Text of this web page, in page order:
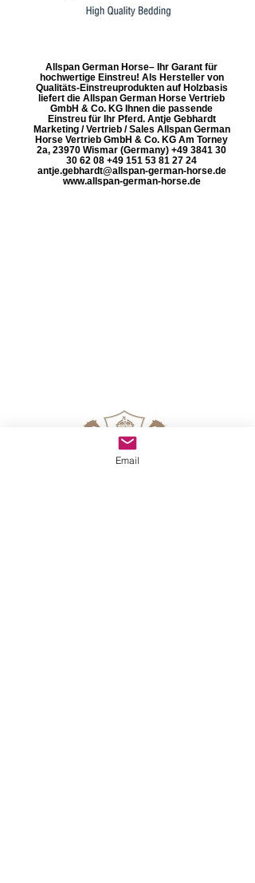
Allspan German Horse– Ihr Garant für
hochwertige Einstreu! Als Hersteller von
Qualitäts-Einstreuprodukten auf Holzbasis
liefert die Allspan German Horse Vertrieb
GmbH & Co. KG Ihnen die passende
Einstreu für Ihr Pferd. Antje Gebhardt
Marketing / Vertrieb / Sales Allspan German
Horse Vertrieb GmbH & Co. KG Am Torney
2a, 23970 Wismar (Germany) +49 3841 30
30 62 08 +49 151 53 81 27 24
antje.gebhardt@allspan-german-horse.de
www.allspan-german-horse.de
Email